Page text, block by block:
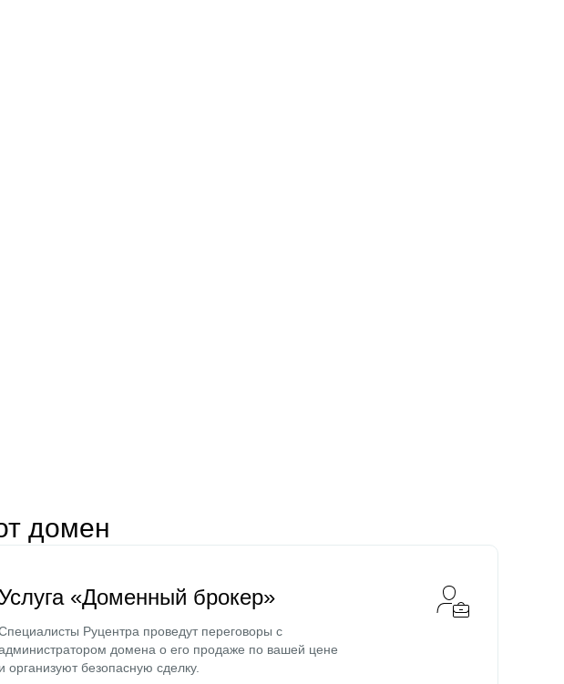
домен
«Доменный брокер»
Руцентра проведут переговоры с
домена о его продаже по вашей цене
и организуют безопасную сделку.